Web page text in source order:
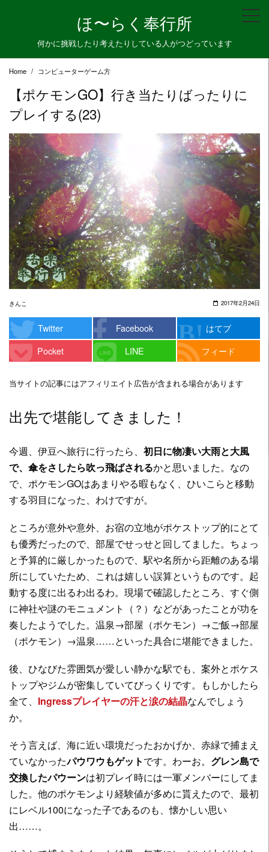
ほ〜らく奉行所
何かに挑戦したり考えたりしている人がつどっています
Home コンピューターゲーム方
【ポケモンGO】行き当たりばったりに
プレイする(23)
きんこ 2017年2月24日
Twitter Facebook
はてブ
Pocket
LINE フィード
当サイトの記事にはアフィリエイト広告が含まれる場合があります
出先で堪能してきました！
今週、伊豆へ旅行に行ったら、 初日に物凄い大雨と大風
で、傘をさしたら吹っ飛ばされるかと思いました。なの
で、ポケモンGOはあまりやる暇もなく、ひいこらと移動
する羽目になった、わけですが。
ところが意外や意外、お宿の立地がポケストップ的にとて
も優秀だったので、部屋でせっせと回してました。ちょっ
と予算的に厳しかったもので、駅や名所から距離のある場
所にしていたため、これは嬉しい誤算というものです。起
動する度に出るわ出るわ。現場で確認したところ、すぐ側
に神社や謎のモニュメント（？）などがあったことが功を
奏したようでした。温泉→部屋（ポケモン）→ご飯→部屋
（ポケモン）→温泉……といった具合に堪能できました。
後、ひなびた雰囲気が愛しい静かな駅でも、案外とポケス
トップやジムが密集していてびっくりです。もしかしたら
全て、 Ingressプレイヤーの汗と涙の結晶なんでしょう
か。
そう言えば、海に近い環境だったおかげか、赤緑で捕まえ
ていなかったパウワウもゲットです。わーお。 グレン島で
交換したパウーンは初プレイ時には一軍メンバーにしてま
した。他のポケモンより経験値が多めに貰えたので、最初
にレベル100になった子であるのも、懐かしい思い
出……。